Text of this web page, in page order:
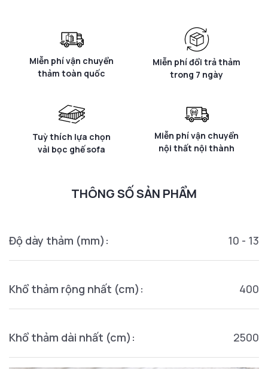
Miễn phí vận chuyển
thảm toàn quốc
Miễn phí đổi trả thảm
trong 7 ngày
Tuỳ thích lựa chọn
vải bọc ghế sofa
Miễn phí vận chuyển
nội thất nội thành
THÔNG SỐ SẢN PHẨM
Độ dày thảm (mm): 10 - 13
Khổ thảm rộng nhất (cm): 400
Khổ thảm dài nhất (cm): 2500